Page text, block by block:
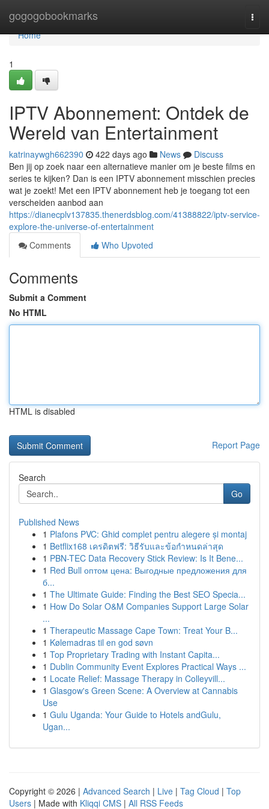
gogogobookmarks
Home
Home
1
IPTV Abonnement: Ontdek de
Wereld van Entertainment
katrinaywgh662390 422 days ago News
Discuss
Ben jij op zoek naar een alternatieve manier om je beste films en
series te kijken? Dan is een IPTV abonnement misschien precies
wat je zoekt! Met een IPTV abonnement heb je toegang tot een
verscheiden aanbod aan
https://dianecplv137835.thenerdsblog.com/41388822/iptv-service-
explore-the-universe-of-entertainment
Comments
Who Upvoted
Comments
Submit a Comment
No HTML
HTML is disabled
Report Page
Search
Go
Published News
1 Plafons PVC: Ghid complet pentru alegere și montaj
1 Betflix168 เครดิตฟรี: วิธีรับและข้อกำหนดล่าสุด
1 PBN-TEC Data Recovery Stick Review: Is It Bene...
1 Red Bull оптом цена: Выгодные предложения для
б...
1 The Ultimate Guide: Finding the Best SEO Specia...
1 How Do Solar O&M Companies Support Large Solar
...
1 Therapeutic Massage Cape Town: Treat Your B...
1 Kølemadras til en god søvn
1 Top Proprietary Trading with Instant Capita...
1 Dublin Community Event Explores Practical Ways ...
1 Locate Relief: Massage Therapy in Colleyvill...
1 Glasgow's Green Scene: A Overview at Cannabis
Use
1 Gulu Uganda: Your Guide to Hotels andGulu,
Ugan...
Copyright © 2026 | Advanced Search | Live | Tag Cloud | Top
Users | Made with Kliqqi CMS | All RSS Feeds